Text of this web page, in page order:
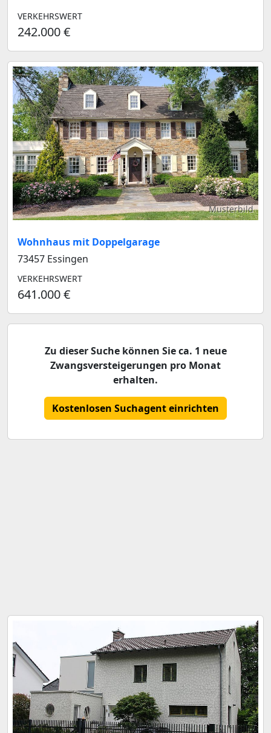
VERKEHRSWERT
242.000 €
Musterbild
Wohnhaus mit Doppelgarage
73457 Essingen
VERKEHRSWERT
641.000 €
Zu dieser Suche können Sie ca. 1 neue
Zwangsversteigerungen pro Monat
erhalten.
Kostenlosen Suchagent einrichten